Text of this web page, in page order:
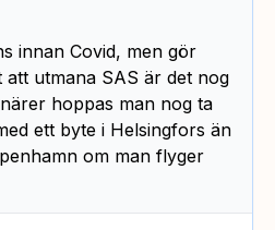
innan Covid, men gör
att utmana SAS är det nog
hoppas man nog ta
ett byte i Helsingfors än
om man flyger